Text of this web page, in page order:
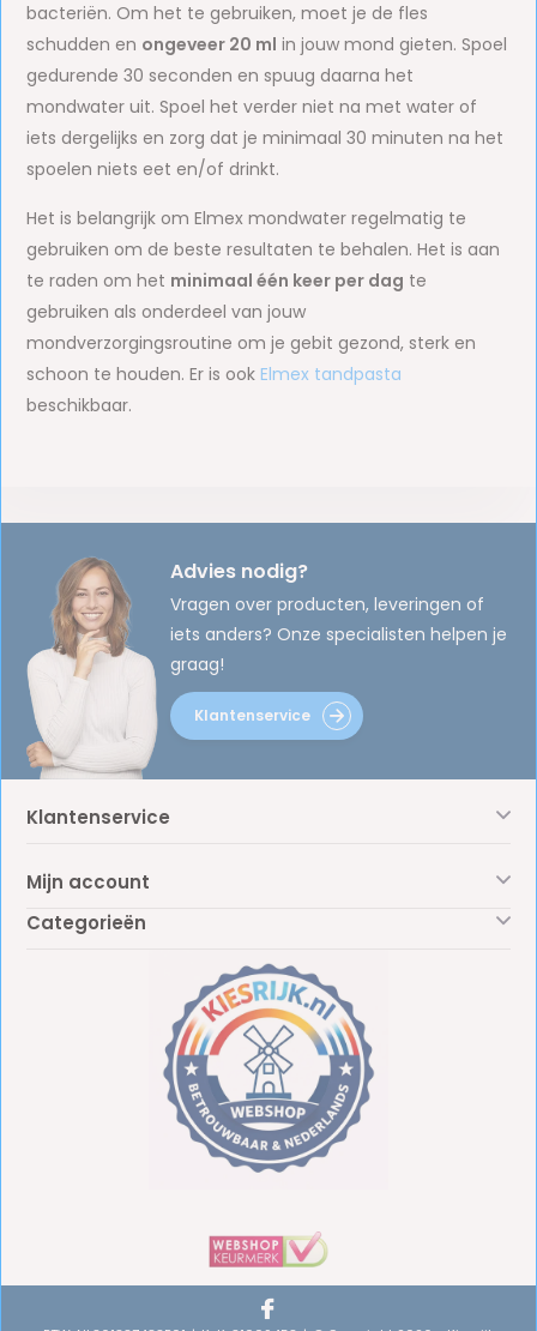
bacteriën. Om het te gebruiken, moet je de fles
schudden en ongeveer 20 ml in jouw mond gieten. Spoel
gedurende 30 seconden en spuug daarna het
mondwater uit. Spoel het verder niet na met water of
iets dergelijks en zorg dat je minimaal 30 minuten na het
spoelen niets eet en/of drinkt.
Het is belangrijk om Elmex mondwater regelmatig te
gebruiken om de beste resultaten te behalen. Het is aan
te raden om het minimaal één keer per dag te
gebruiken als onderdeel van jouw
mondverzorgingsroutine om je gebit gezond, sterk en
schoon te houden. Er is ook Elmex tandpasta
beschikbaar.
Advies nodig?
Vragen over producten, leveringen of
iets anders? Onze specialisten helpen je
graag!
Klantenservice
Klantenservice
Mijn account
Categorieën